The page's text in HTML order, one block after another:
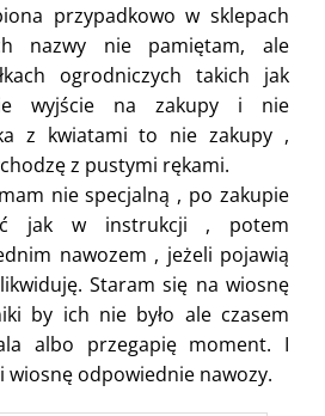
przypadkowo w sklepach
nazwy nie pamiętam, ale
ogrodniczych takich jak
wyjście na zakupy i nie
z kwiatami to nie zakupy ,
z pustymi rękami.
nie specjalną , po zakupie
jak w instrukcji , potem
nawozem , jeżeli pojawią
Staram się na wiosnę
by ich nie było ale czasem
albo przegapię moment. I
wiosnę odpowiednie nawozy.